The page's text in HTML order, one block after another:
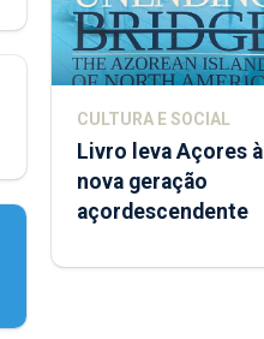
CULTURA E SOCIAL
Livro leva Açores à
nova geração
açordescendente